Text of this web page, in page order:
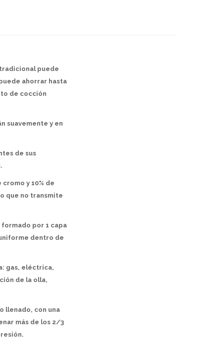
puede
ahorrar hasta
de cocción
suavemente y en
de sus
y 10% de
que no transmite
por 1 capa
dentro de
gas, eléctrica,
de la olla,
llenado, con una
más de los 2/3